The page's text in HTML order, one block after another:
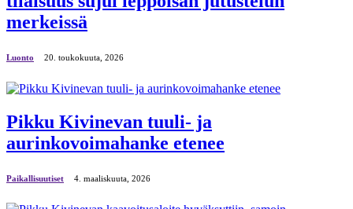
merkeissä
Luonto 20. toukokuuta, 2026
Pikku Kivinevan tuuli- ja
aurinkovoimahanke etenee
Paikallisuutiset 4. maaliskuuta, 2026